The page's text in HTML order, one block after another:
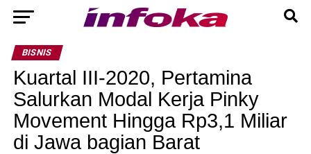
BISNIS
Kuartal III-2020, Pertamina
Salurkan Modal Kerja Pinky
Movement Hingga Rp3,1 Miliar
di Jawa bagian Barat